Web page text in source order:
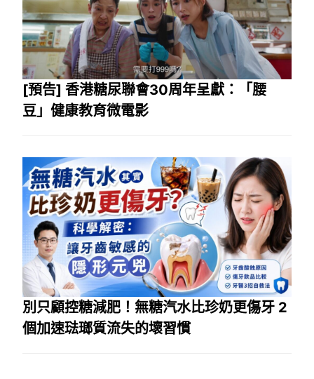
[預告] 香港糖尿聯會30周年呈獻：「腰
豆」健康教育微電影
別只顧控糖減肥！無糖汽水比珍奶更傷牙 2
個加速琺瑯質流失的壞習慣